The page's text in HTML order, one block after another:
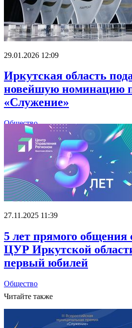
29.01.2026 12:09
Иркутская область
новейшую номинацию
«Служение»
Общество
27.11.2025 11:39
5 лет прямого
ЦУР Иркутской
первый юбилей
Общество
Читайте также